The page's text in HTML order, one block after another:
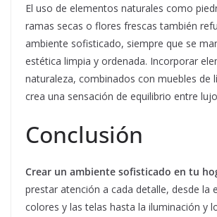
El uso de elementos naturales como
ramas secas o flores frescas también
ambiente sofisticado, siempre que se
estética limpia y ordenada. Incorporar
naturaleza, combinados con muebles de
crea una sensación de equilibrio entre
Conclusión
Crear un ambiente sofisticado en tu
prestar atención a cada detalle, desde la
colores y las telas hasta la iluminación y